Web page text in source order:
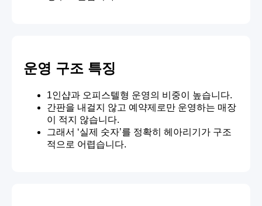
운영 구조 특징
1인샵과 오피스텔형 운영의 비중이 높습니다.
간판을 내걸지 않고 예약제로만 운영하는 매장
이 적지 않습니다.
그래서 ‘실제 숫자’를 정확히 헤아리기가 구조
적으로 어렵습니다.